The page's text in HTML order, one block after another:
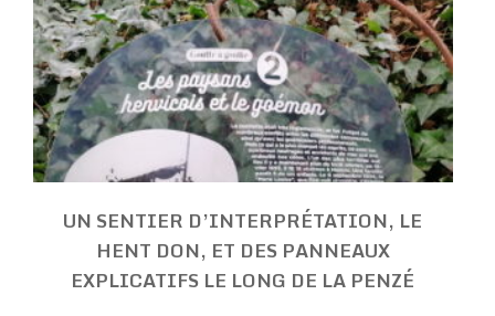
UN SENTIER D’INTERPRÉTATION, LE
HENT DON, ET DES PANNEAUX
EXPLICATIFS LE LONG DE LA PENZÉ